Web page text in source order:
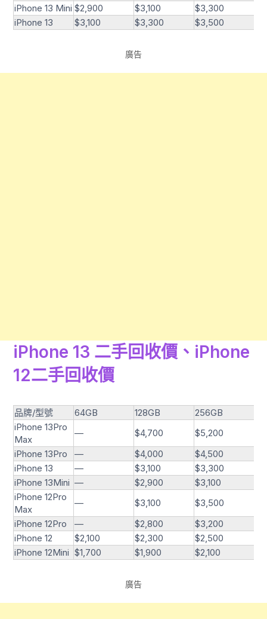
iPhone 13 Mini $2,900 $3,100
$3,300
iPhone 13
$3,100 $3,300 $3,500
廣告
iPhone 13 二手回收價、iPhone
12二手回收價
品牌/型號 64GB 128GB 256GB
iPhone 13Pro
Max
— $4,700 $5,200
iPhone 13Pro
— $4,000 $4,500
iPhone 13
— $3,100 $3,300
iPhone 13Mini — $2,900 $3,100
iPhone 12Pro
Max
— $3,100 $3,500
iPhone 12Pro
— $2,800 $3,200
iPhone 12
$2,100 $2,300 $2,500
iPhone 12Mini $1,700 $1,900 $2,100
廣告